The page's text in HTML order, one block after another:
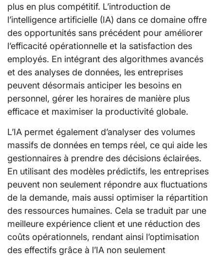
plus en plus compétitif. L’introduction de
l’intelligence artificielle (IA) dans ce domaine offre
des opportunités sans précédent pour améliorer
l’efficacité opérationnelle et la satisfaction des
employés. En intégrant des algorithmes avancés
et des analyses de données, les entreprises
peuvent désormais anticiper les besoins en
personnel, gérer les horaires de manière plus
efficace et maximiser la productivité globale.
L’IA permet également d’analyser des volumes
massifs de données en temps réel, ce qui aide les
gestionnaires à prendre des décisions éclairées.
En utilisant des modèles prédictifs, les entreprises
peuvent non seulement répondre aux fluctuations
de la demande, mais aussi optimiser la répartition
des ressources humaines. Cela se traduit par une
meilleure expérience client et une réduction des
coûts opérationnels, rendant ainsi l’optimisation
des effectifs grâce à l’IA non seulement